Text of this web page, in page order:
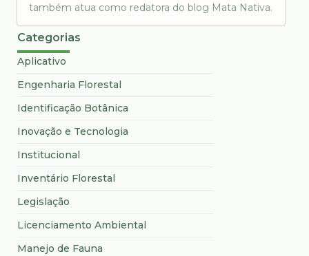
também atua como redatora do blog Mata Nativa.
Categorias
Aplicativo
Engenharia Florestal
Identificação Botânica
Inovação e Tecnologia
Institucional
Inventário Florestal
Legislação
Licenciamento Ambiental
Manejo de Fauna